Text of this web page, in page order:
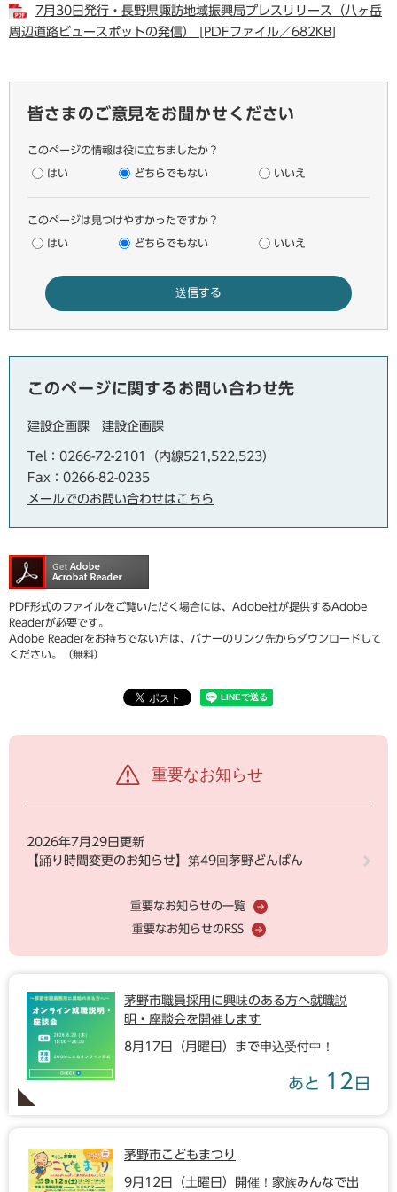
7月30日発行・長野県諏訪地域振興局プレスリリース（八ヶ岳
周辺道路ビュースポットの発信） [PDFファイル／682KB]
皆さまのご意見をお聞かせください
このページの情報は役に立ちましたか？
はい どちらでもない いいえ
このページは見つけやすかったですか？
はい どちらでもない いいえ
このページに関するお問い合わせ先
建設企画課 建設企画課
Tel：0266-72-2101（内線521,522,523）
Fax：0266-82-0235
メールでのお問い合わせはこちら
PDF形式のファイルをご覧いただく場合には、Adobe社が提供するAdobe
Readerが必要です。
Adobe Readerをお持ちでない方は、バナーのリンク先からダウンロードして
ください。（無料）
重要なお知らせ
2026年7月29日更新
【踊り時間変更のお知らせ】第49回茅野どんばん
重要なお知らせの一覧
重要なお知らせのRSS
茅野市職員採用に興味のある方へ就職説
明・座談会を開催します
8月17日（月曜日）まで申込受付中！
あと 12 日
茅野市こどもまつり
9月12日（土曜日）開催！家族みんなで出